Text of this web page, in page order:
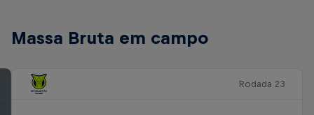
Massa Bruta em campo
Rodada 23